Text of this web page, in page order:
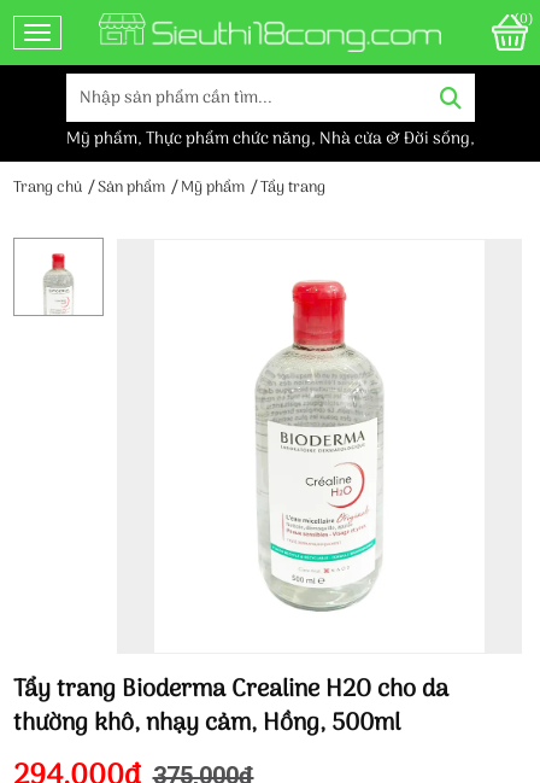
Toggle navigation
(0)
Mỹ phẩm,Thực phẩm chức năng, Nhà cửa & Đời sống,
Trang chủ Sản phẩm Mỹ phẩm Tẩy trang
Tẩy trang Bioderma Crealine H2O cho da
thường khô, nhạy cảm, Hồng, 500ml
375,000đ